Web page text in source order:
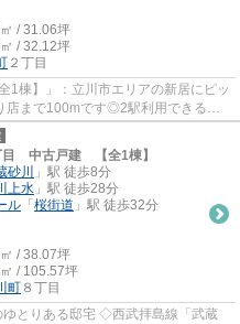
/ 31.06坪
/ 32.12坪
２丁目
棟】」：立川市エリアの新居にピッ
店まで100mです◎2駅利用できる場
市エリアに...
目 中古戸建 【全1棟】
砂川
」駅 徒歩8分
上水 」駅 徒歩28分
ル 「 桜街道 」駅 徒歩32分
/ 38.07坪
/ 105.57坪
町 ８丁目
とりある邸宅 ◇西武拝島線「武蔵